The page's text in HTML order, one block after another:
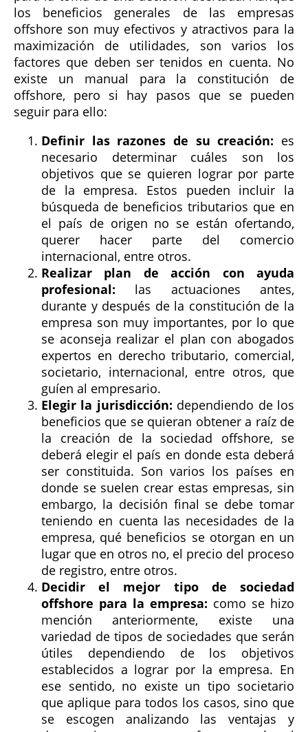
los beneficios generales de las empresas
offshore son muy efectivos y atractivos para la
maximización de utilidades, son varios los
factores que deben ser tenidos en cuenta. No
existe un manual para la constitución de
offshore, pero si hay pasos que se pueden
seguir para ello:
Definir las razones de su creación: es
necesario determinar cuáles son los
objetivos que se quieren lograr por parte
de la empresa. Estos pueden incluir la
búsqueda de beneficios tributarios que en
el país de origen no se están ofertando,
querer hacer parte del comercio
internacional, entre otros.
Realizar plan de acción con ayuda
profesional: las actuaciones antes,
durante y después de la constitución de la
empresa son muy importantes, por lo que
se aconseja realizar el plan con abogados
expertos en derecho tributario, comercial,
societario, internacional, entre otros, que
guíen al empresario.
Elegir la jurisdicción: dependiendo de los
beneficios que se quieran obtener a raíz de
la creación de la sociedad offshore, se
deberá elegir el país en donde esta deberá
ser constituida. Son varios los países en
donde se suelen crear estas empresas, sin
embargo, la decisión final se debe tomar
teniendo en cuenta las necesidades de la
empresa, qué beneficios se otorgan en un
lugar que en otros no, el precio del proceso
de registro, entre otros.
Decidir el mejor tipo de sociedad
offshore para la empresa: como se hizo
mención anteriormente, existe una
variedad de tipos de sociedades que serán
útiles dependiendo de los objetivos
establecidos a lograr por la empresa. En
ese sentido, no existe un tipo societario
que aplique para todos los casos, sino que
se escogen analizando las ventajas y